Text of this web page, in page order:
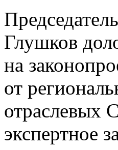
Глушков
на
от
экспертное